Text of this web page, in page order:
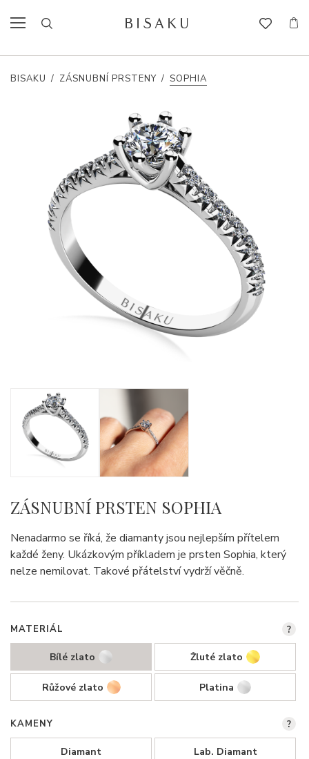
BISAKU / ZÁSNUBNÍ PRSTENY / SOPHIA
ZÁSNUBNÍ PRSTEN SOPHIA
Nenadarmo se říká, že diamanty jsou nejlepším přítelem
každé ženy. Ukázkovým příkladem je prsten Sophia, který
nelze nemilovat. Takové přátelství vydrží věčně.
MATERIÁL
Bílé zlato Žluté zlato
Růžové zlato Platina
?
KAMENY
Diamant Lab. Diamant
?